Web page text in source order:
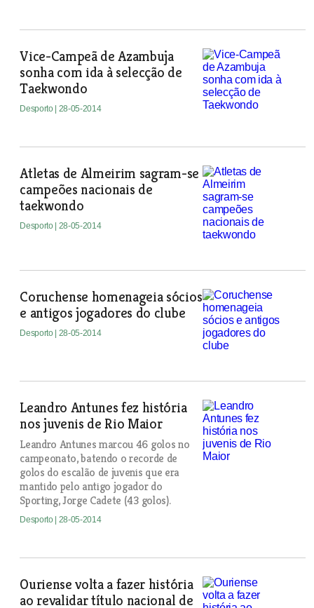
Vice-Campeã de Azambuja
sonha com ida à selecção de
Taekwondo
Desporto | 28-05-2014
Atletas de Almeirim sagram-se
campeões nacionais de
taekwondo
Desporto | 28-05-2014
Coruchense homenageia sócios
e antigos jogadores do clube
Desporto | 28-05-2014
Leandro Antunes fez história
nos juvenis de Rio Maior
Leandro Antunes marcou 46 golos no
campeonato, batendo o recorde de
golos do escalão de juvenis que era
mantido pelo antigo jogador do
Sporting, Jorge Cadete (43 golos).
Desporto | 28-05-2014
Ouriense volta a fazer história
ao revalidar título nacional de